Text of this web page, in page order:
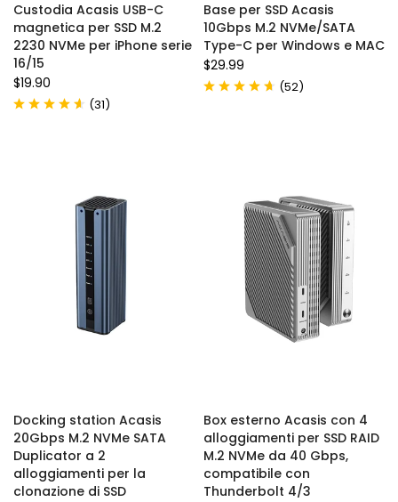
Custodia Acasis USB-C
magnetica per SSD M.2
2230 NVMe per iPhone serie
16/15
$19.90
(31)
Base per SSD Acasis
10Gbps M.2 NVMe/SATA
Type-C per Windows e MAC
$29.99
(52)
Docking station Acasis
20Gbps M.2 NVMe SATA
Duplicator a 2
alloggiamenti per la
clonazione di SSD
Box esterno Acasis con 4
alloggiamenti per SSD RAID
M.2 NVMe da 40 Gbps,
compatibile con
Thunderbolt 4/3